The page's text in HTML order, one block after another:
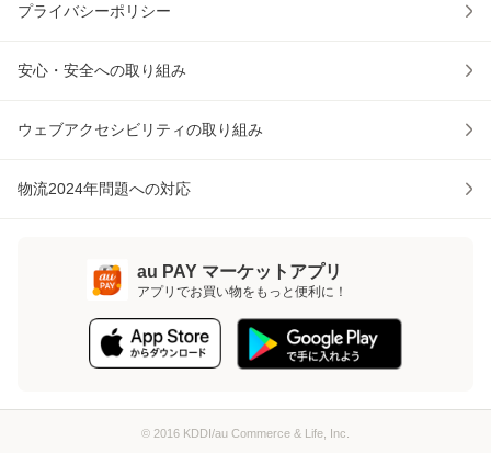
プライバシーポリシー
安心・安全への取り組み
ウェブアクセシビリティの取り組み
物流2024年問題への対応
au PAY マーケットアプリ
アプリでお買い物をもっと便利に！
© 2016 KDDI/au Commerce & Life, Inc.